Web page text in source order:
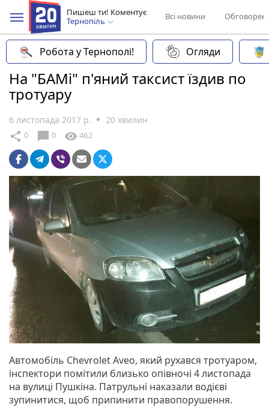
Пишеш ти! Коментує
Тернопіль
Всі новини
Робота у Тернополі! Огляди
На "БАМі" п'яний таксист їздив по
тротуару
6 листопада 2017 р. 20 хвилин
share 0 chat_bubble 0 visibility 462
Автомобіль Сhevrolet Aveo, який рухався тротуаром,
інспектори помітили близько опівночі 4 листопада
на вулиці Пушкіна. Патрульні наказали водієві
зупинитися, щоб припинити правопорушення.